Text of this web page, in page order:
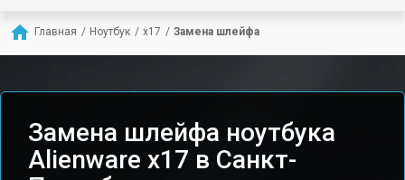
Главная / Ноутбук / x17 / Замена шлейфа
Замена шлейфа ноутбука
Alienware x17 в Санкт-